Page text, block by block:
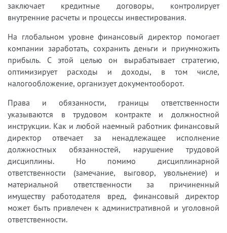
заключает кредитные договоры, контролирует
внутренние расчеты и процессы инвестирования.
На глобальном уровне финансовый директор помогает
компании заработать, сохранить деньги и приумножить
прибыль. С этой целью он вырабатывает стратегию,
оптимизирует расходы и доходы, в том числе,
налогообложение, организует документооборот.
Права и обязанности, границы ответственности
указываются в трудовом контракте и должностной
инструкции. Как и любой наемный работник финансовый
директор отвечает за ненадлежащее исполнение
должностных обязанностей, нарушение трудовой
дисциплины. Но помимо дисциплинарной
ответственности (замечание, выговор, увольнение) и
материальной ответственности за причиненный
имуществу работодателя вред, финансовый директор
может быть привлечен к административной и уголовной
ответственности.